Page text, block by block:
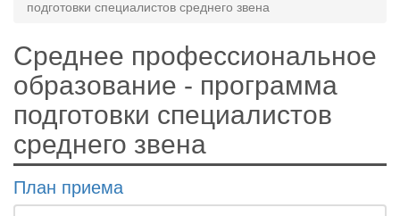
подготовки специалистов среднего звена
Среднее профессиональное
образование - программа
подготовки специалистов
среднего звена
План приема